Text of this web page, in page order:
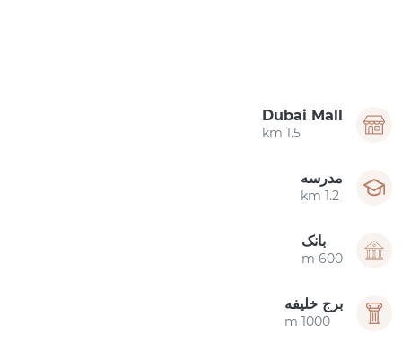
Dubai Mall
1.5 km
مدرسه
1.2 km
بانک
600 m
برج خلیفه
1000 m